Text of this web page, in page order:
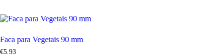
Faca para Vegetais 90 mm
€5 93